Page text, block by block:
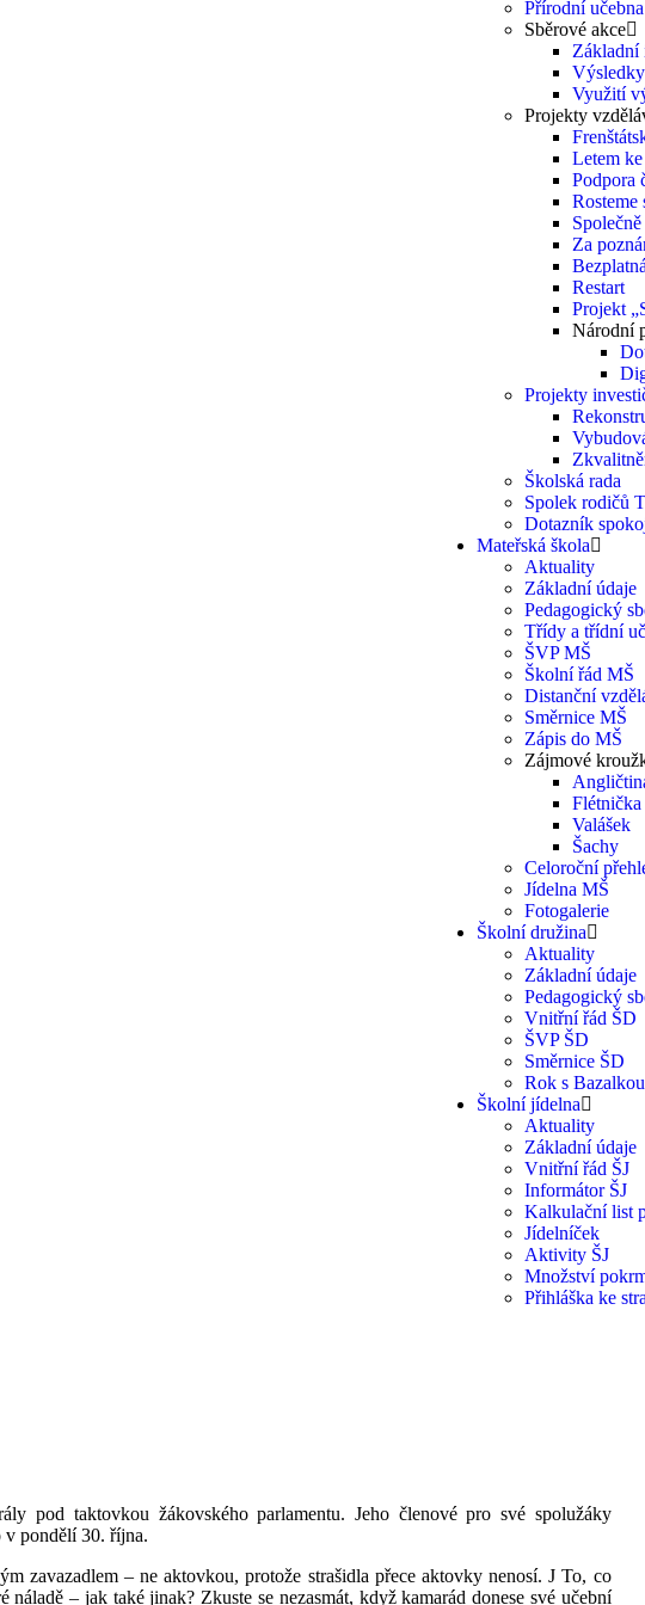
Přírodní učebna
Sběrové akce
Základní
Využití
Projekty
Letem
Podpora
Rosteme
Za
Restart
Projekt
Národní
Projekty
Školská rada
Spolek rodičů
Dotazník
Mateřská škola
Aktuality
Základní údaje
Pedagogický
Třídy a třídní
ŠVP MŠ
Školní řád MŠ
Distanční
Směrnice MŠ
Zápis do MŠ
Zájmové
Flétnička
Valášek
Šachy
Celoroční
Jídelna MŠ
Fotogalerie
Školní družina
Aktuality
Základní údaje
Pedagogický
Vnitřní řád ŠD
ŠVP ŠD
Směrnice ŠD
Rok s Bazalkou
Školní jídelna
Aktuality
Základní údaje
Vnitřní řád ŠJ
Informátor ŠJ
Kalkulační list
Jídelníček
Aktivity ŠJ
Množství
Přihláška ke
pod taktovkou žákovského parlamentu. Jeho členové pro své spolužáky
pondělí 30. října.
zavazadlem – ne aktovkou, protože strašidla přece aktovky nenosí. J To, co
– jak také jinak? Zkuste se nezasmát, když kamarád donese své učební